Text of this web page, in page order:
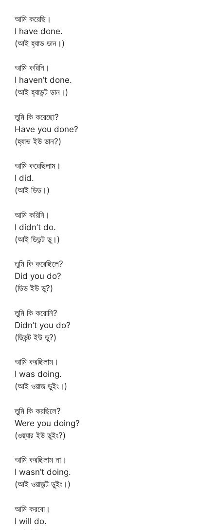
আমি করেছি।
I have done.
(আই হ্যাভ ডান।)
আমি করিনি।
I haven’t done.
(আই হ্যাভন্ট ডান।)
তুমি কি করেছো?
Have you done?
(হ্যাভ ইউ ডান?)
আমি করেছিলাম।
I did.
(আই ডিড।)
আমি করিনি।
I didn’t do.
(আই ডিডন্ট ডু।)
তুমি কি করেছিলে?
Did you do?
(ডিড ইউ ডু?)
তুমি কি করোনি?
Didn’t you do?
(ডিডন্ট ইউ ডু?)
আমি করছিলাম।
I was doing.
(আই ওয়াজ ডুইং।)
তুমি কি করছিলে?
Were you doing?
(ওয়্যার ইউ ডুইং?)
আমি করছিলাম না।
I wasn’t doing.
(আই ওয়াজন্ট ডুইং।)
আমি করবো।
I will do.